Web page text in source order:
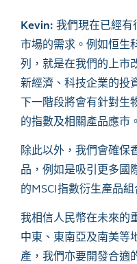
Kevin: 我們現在已經有
市場的需求。例如恒生
列，就是在我們的上市
新經濟、科技企業的投
下一階段將會有針對生
的指數及相關產品應市。
除此以外，我們會確保
品，例如是吸引更多國
的MSCI指數衍生產品組
我相信人民幣在未來的
中東、東南亞及南美等
產，我們亦要開發合適